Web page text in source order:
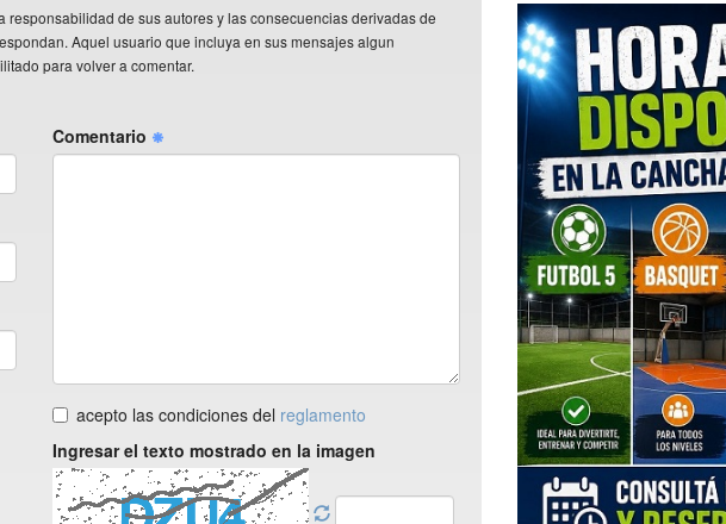
de sus autores y las consecuencias derivadas de
Aquel usuario que incluya en sus mensajes algun
para volver a comentar.
Comentario
acepto las condiciones del reglamento
Ingresar el texto mostrado en la imagen